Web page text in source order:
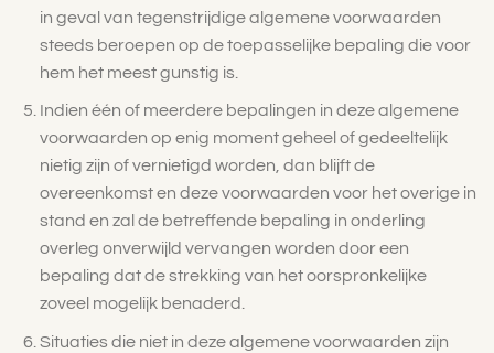
in geval van tegenstrijdige algemene voorwaarden
steeds beroepen op de toepasselijke bepaling die voor
hem het meest gunstig is.
Indien één of meerdere bepalingen in deze algemene
voorwaarden op enig moment geheel of gedeeltelijk
nietig zijn of vernietigd worden, dan blijft de
overeenkomst en deze voorwaarden voor het overige in
stand en zal de betreffende bepaling in onderling
overleg onverwijld vervangen worden door een
bepaling dat de strekking van het oorspronkelijke
zoveel mogelijk benaderd.
Situaties die niet in deze algemene voorwaarden zijn